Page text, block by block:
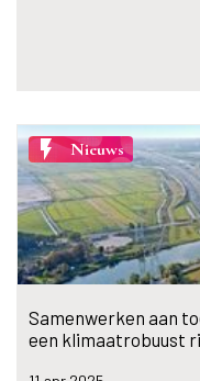
flash_on Nieuws
Samenwerken aan
een klimaatrobuust